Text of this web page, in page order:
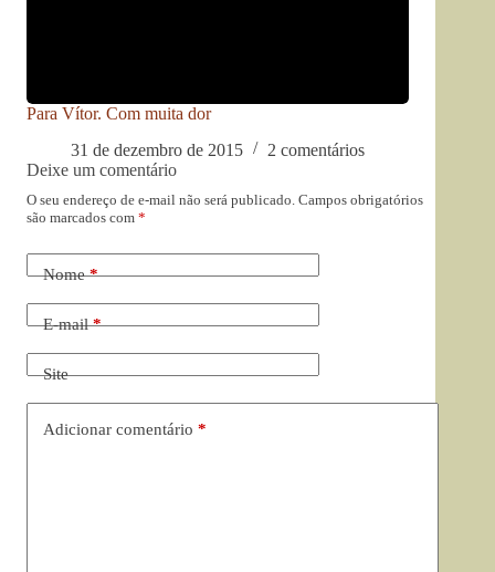
Para Vítor. Com muita dor
31 de dezembro de 2015
2 comentários
Deixe um comentário
O seu endereço de e-mail não será publicado. Campos obrigatórios
são marcados com *
Nome*
E-mail*
Site
Adicionar comentário *